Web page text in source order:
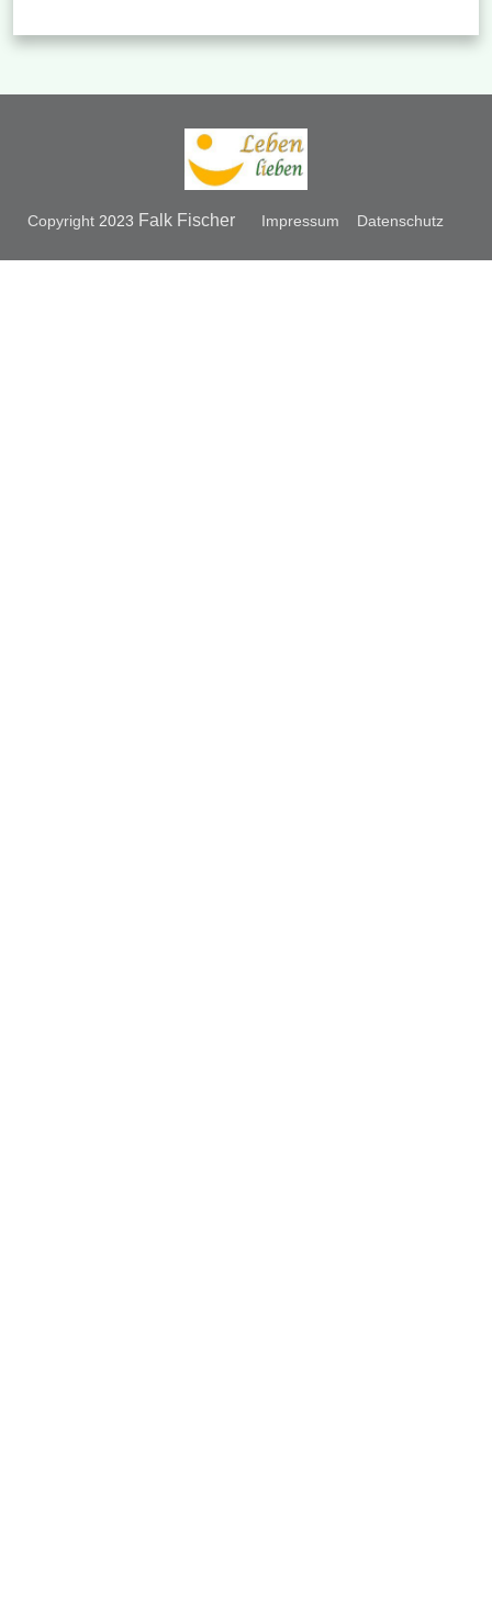
Copyright 2023 Falk Fischer Impressum Datenschutz